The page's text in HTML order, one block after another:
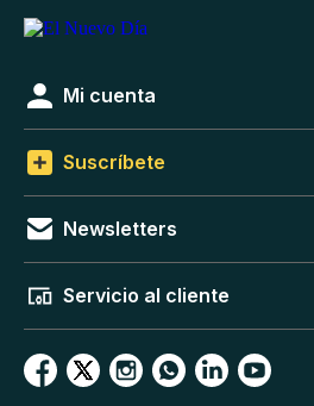
Mi cuenta
Suscríbete
Newsletters
Servicio al cliente